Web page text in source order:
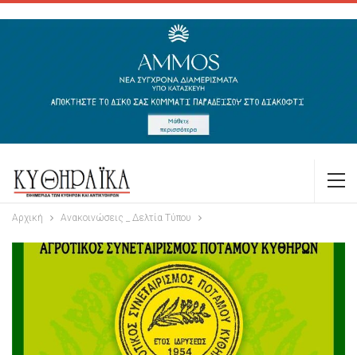
Αρχική Ανακοινώσεις _ Δελτία Τύπου